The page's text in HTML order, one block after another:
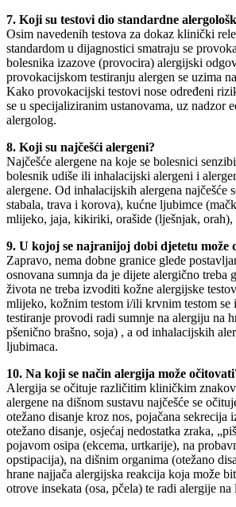
7. Koji su testovi dio standardne
Osim navedenih testova za dokaz klinički
standardom u dijagnostici smatraju se
bolesnika izazove (provocira) alergijski
provokacijskom testiranju alergen se uzima
Kako provokacijski testovi nose određeni
se u specijaliziranim ustanovama, uz nadzor
alergolog.
8. Koji su najčešći alergeni?
Najčešće alergene na koje se bolesnici
bolesnik udiše ili inhalacijski alergeni i
alergene. Od inhalacijskih alergena najčešće
stabala, trava i korova), kućne ljubimce
mlijeko, jaja, kikiriki, orašide (lješnjak,
9. U kojoj se najranijoj dobi djetetu može
Zapravo, nema dobne granice glede
osnovana sumnja da je dijete alergično treba
života ne treba izvoditi kožne alergijske
mlijeko, kožnim testom i/ili krvnim testom
testiranje provodi radi sumnje na alergiju na
pšenično brašno, soja) , a od inhalacijskih
ljubimaca.
10. Na koji se način alergija može
Alergija se očituje različitim kliničkim
alergene na dišnom sustavu najčešće se
otežano disanje kroz nos, pojačana
otežano disanje, osjećaj nedostatka zraka,
pojavom osipa (ekcema, urtkarije), na
opstipacija), na dišnim organima (otežano
hrane najjača alergijska reakcija koja može
otrove insekata (osa, pčela) te radi alergije na